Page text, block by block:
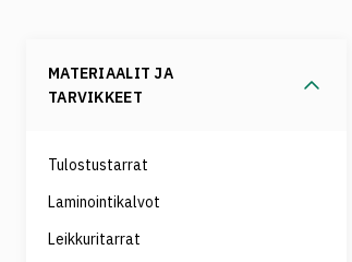
MATERIAALIT JA
TARVIKKEET
Tulostustarrat
Laminointikalvot
Leikkuritarrat